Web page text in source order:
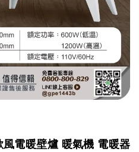
電暖壁爐 暖氣機 電暖器